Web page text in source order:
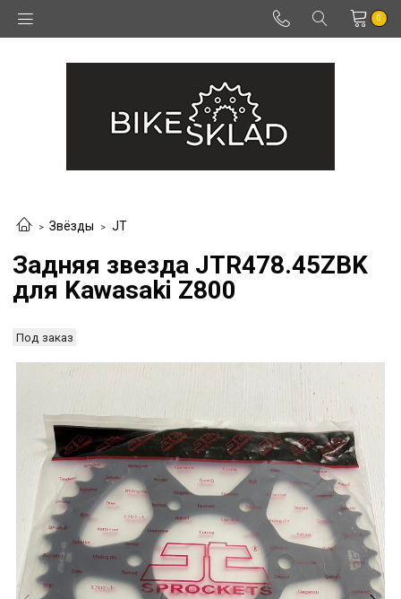
0
Звёзды JT
Задняя звезда JTR478.45ZBK
для Kawasaki Z800
Под заказ